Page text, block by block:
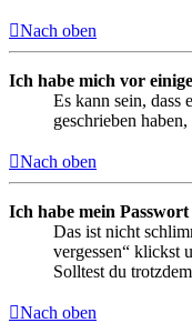
Nach oben
Ich habe mich vor
Es kann sein, dass
geschrieben
Nach oben
Ich habe mein Passwort
Das ist nicht
vergessen“ klickst
Solltest du
Nach oben